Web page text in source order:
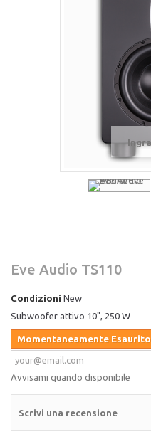
Eve Audio TS110
Condizioni New
Subwoofer attivo 10", 250 W
Momentaneamente Esaurito
Avvisami quando disponibile
Scrivi una recensione